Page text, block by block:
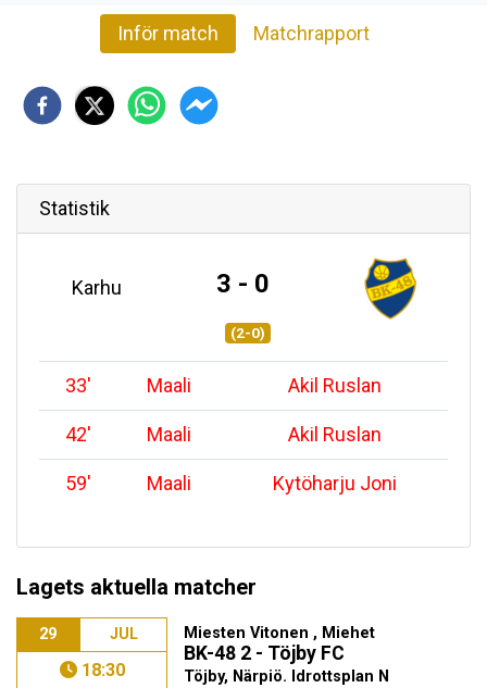
Inför match Matchrapport
Statistik
Karhu 3 - 0
(2-0)
33' Maali Akil Ruslan
42' Maali Akil Ruslan
59' Maali Kytöharju Joni
Lagets aktuella matcher
29 JUL
18:30
Miesten Vitonen , Miehet
BK-48 2 - Töjby FC
Töjby, Närpiö. Idrottsplan N